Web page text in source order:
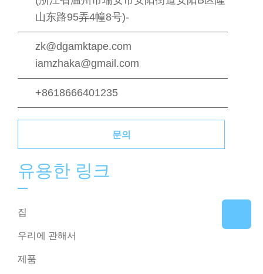
山东路95弄4幢8号)-
zk@dgamktape.com
iamzhaka@gmail.com
+8618666401235
문의
유용한 링크
집
우리에 관해서
제품